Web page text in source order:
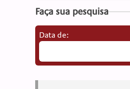
Faça sua pesquisa
Data de: